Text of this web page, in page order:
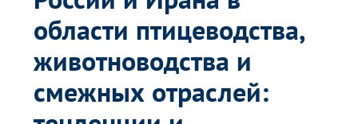
области птицеводства,
животноводства и
смежных отраслей: